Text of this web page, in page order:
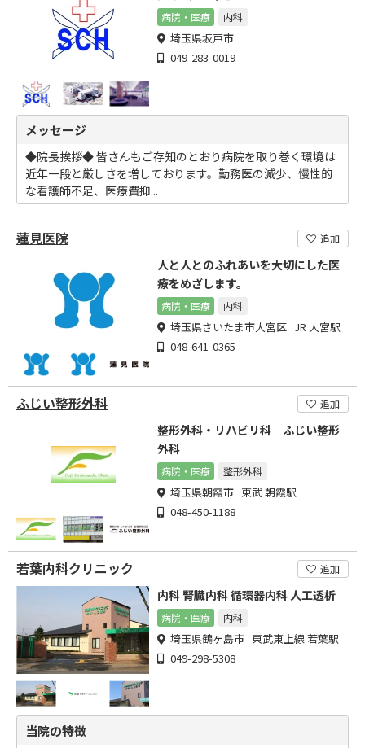
病院・医療 内科
埼玉県坂戸市
049-283-0019
メッセージ
◆院長挨拶◆ 皆さんもご存知のとおり病院を取り巻く環境は
近年一段と厳しさを増しております。勤務医の減少、慢性的
な看護師不足、医療費抑...
蓮見医院 追加
人と人とのふれあいを大切にした医
療をめざします。
病院・医療 内科
埼玉県さいたま市大宮区 JR 大宮駅
048-641-0365
ふじい整形外科 追加
整形外科・リハビリ科 ふじい整形
外科
病院・医療 整形外科
埼玉県朝霞市 東武 朝霞駅
048-450-1188
若葉内科クリニック 追加
内科 腎臓内科 循環器内科 人工透析
病院・医療 内科
埼玉県鶴ヶ島市 東武東上線 若葉駅
049-298-5308
当院の特徴